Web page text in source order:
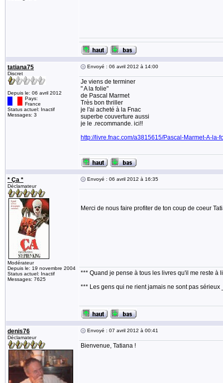
tatiana75
Discret
Depuis le: 06 avril 2012
Pays:
France
Status actuel: Inactif
Messages: 3
Envoyé : 06 avril 2012 à 14:00
Je viens de terminer
" A la folie"
de Pascal Marmet
Très bon thriller
je l'ai acheté à la Fnac
superbe couverture aussi
je le .recommande. ici!!
http://livre.fnac.com/a3815615/Pascal-Marmet-A-la-
* Ça *
Déclamateur
Modérateur
Depuis le: 19 novembre 2004
Status actuel: Inactif
Messages: 7625
Envoyé : 06 avril 2012 à 16:35
Merci de nous faire profiter de ton coup de coeur
*** Quand je pense à tous les livres qu'il me reste à
*** Les gens qui ne rient jamais ne sont pas sérieux
denis76
Déclamateur
Envoyé : 07 avril 2012 à 00:41
Bienvenue, Tatiana !